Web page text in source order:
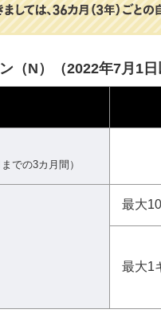
（N）（2022年7月1日
での3カ月間）
最大
最大1